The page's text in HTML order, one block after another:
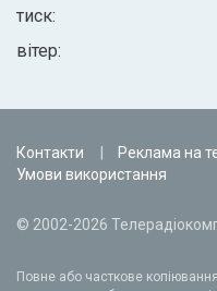
тиск:
вітер:
Контакти Реклама на
Умови використання
© 2002-2026
Повне або часткове